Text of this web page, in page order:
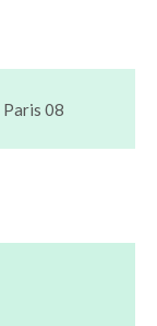
Paris 08